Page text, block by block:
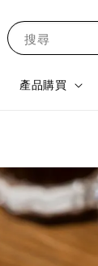
搜尋
產品購買